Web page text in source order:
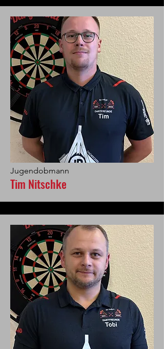
Jugendobmann
Tim Nitschke